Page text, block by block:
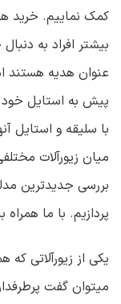
کمک نماییم. خرید
بیشتر افراد به
عنوان هدیه هستند
پیش به استایل
با سلیقه و استایل
میان زیورآلات
پردازیم. با ما همراه
یکی از زیورآلاتی
میتوان گفت